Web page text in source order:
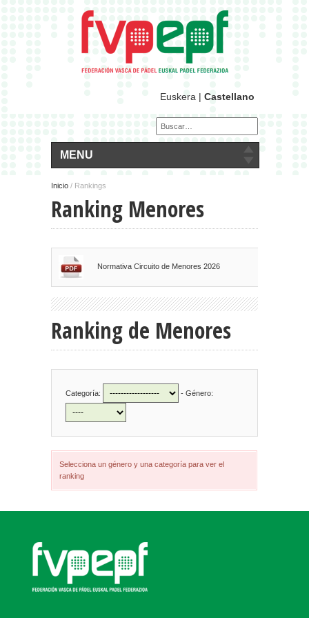
Euskera | Castellano
MENU
Inicio / Rankings
Ranking Menores
Normativa Circuito de Menores 2026
Ranking de Menores
Categoría: - Género:
Selecciona un género y una categoría para ver el
ranking